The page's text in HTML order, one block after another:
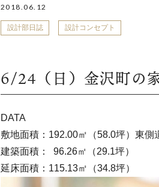
2018.06.12
設計部日誌 設計コンセプト
6/24（日）金沢町の
DATA
敷地面積：192.00㎡（58.0坪）東側
建築面積： 96.26㎡（29.1坪）
延床面積：115.13㎡（34.8坪）